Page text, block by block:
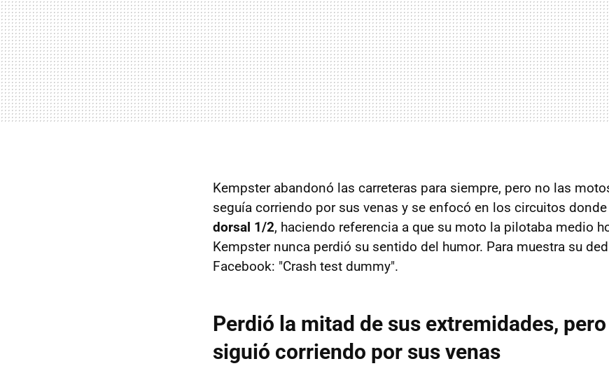
Kempster abandonó las carreteras para siempre, pero no las
seguía corriendo por sus venas y se enfocó en los circuitos donde
dorsal 1/2, haciendo referencia a que su moto la pilotaba medio
Kempster nunca perdió su sentido del humor. Para muestra su
Facebook: "Crash test dummy".
Perdió la mitad de sus extremidades,
siguió corriendo por sus venas